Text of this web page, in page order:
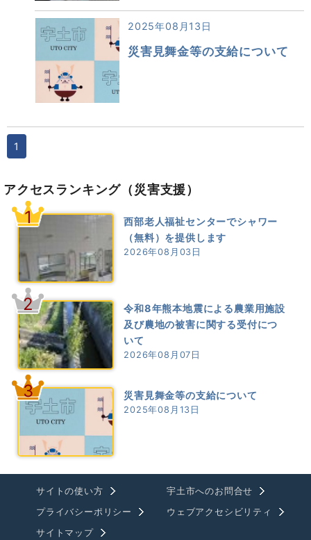
2025年08月13日
災害見舞金等の支給について
1
アクセスランキング （災害支援）
1
西部老人福祉センターでシャワー
（無料）を提供します
2026年08月03日
2
令和8年熊本地震による農業用施設
及び農地の被害に関する受付につ
いて
2026年08月07日
3 災害見舞金等の支給について
2025年08月13日
サイトの使い方
宇土市へのお問合せ
プライバシーポリシー
ウェブアクセシビリティ
サイトマップ